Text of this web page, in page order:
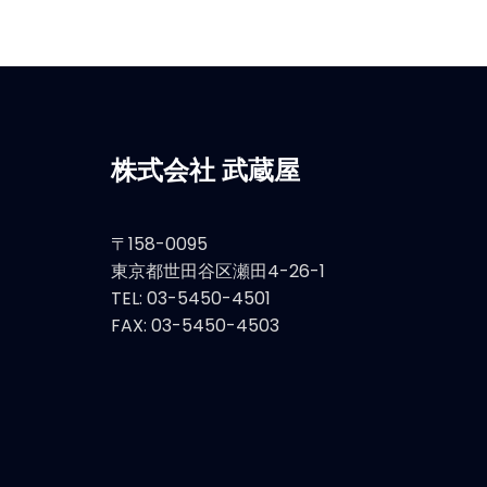
株式会社 武蔵屋
〒158-0095
東京都世田谷区瀬田4-26-1
TEL: 03-5450-4501
FAX: 03-5450-4503